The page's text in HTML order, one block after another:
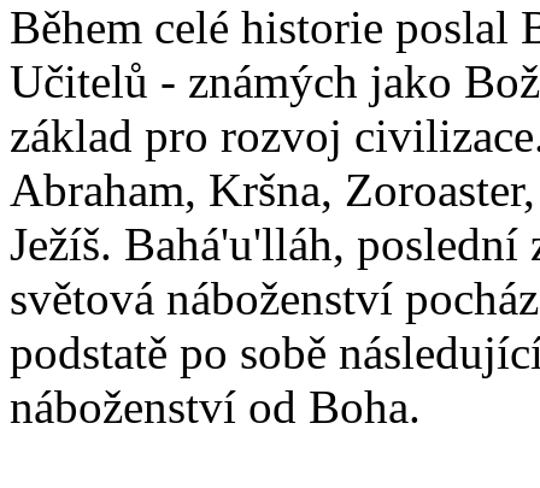
Během celé historie poslal
Učitelů - známých jako
základ pro rozvoj
Abraham, Kršna,
Ježíš. Bahá'u'lláh,
světová náboženství
podstatě po sobě
náboženství od Boha.